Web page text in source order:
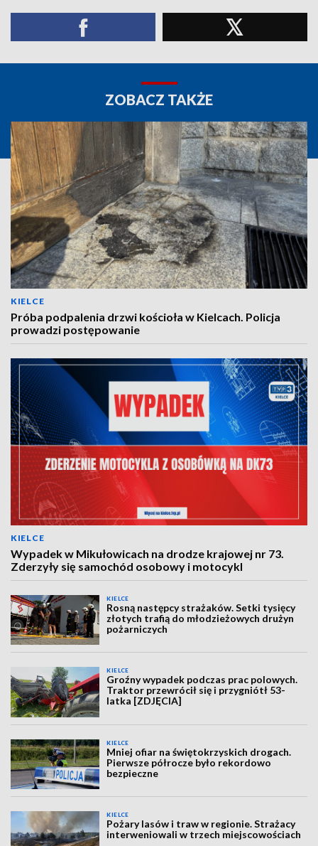
ZOBACZ TAKŻE
KIELCE
Próba podpalenia drzwi kościoła w Kielcach. Policja
prowadzi postępowanie
KIELCE
Wypadek w Mikułowicach na drodze krajowej nr 73.
Zderzyły się samochód osobowy i motocykl
KIELCE
Rosną następcy strażaków. Setki tysięcy
złotych trafią do młodzieżowych drużyn
pożarniczych
KIELCE
Groźny wypadek podczas prac polowych.
Traktor przewrócił się i przygniótł 53-
latka [ZDJĘCIA]
KIELCE
Mniej ofiar na świętokrzyskich drogach.
Pierwsze półrocze było rekordowo
bezpieczne
KIELCE
Pożary lasów i traw w regionie. Strażacy
interweniowali w trzech miejscowościach